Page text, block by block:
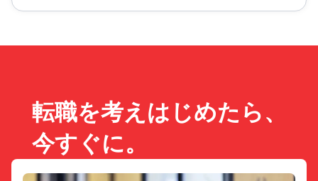
転職を考えはじめたら、
今すぐに。